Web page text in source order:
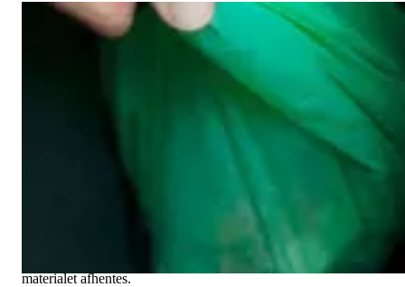
Bestilling af materiale til boligselskaber
Hvis I er et boligselskab og har brug for
madspande, madaffaldsposer eller
sorteringsfoldere, kan I bestille det via
Materialet skal afhentes på en af vores
genbrugsstationer
I vil modtage en bekræftelse på bestillingen fra os, og herefter kan
materialet afhentes.